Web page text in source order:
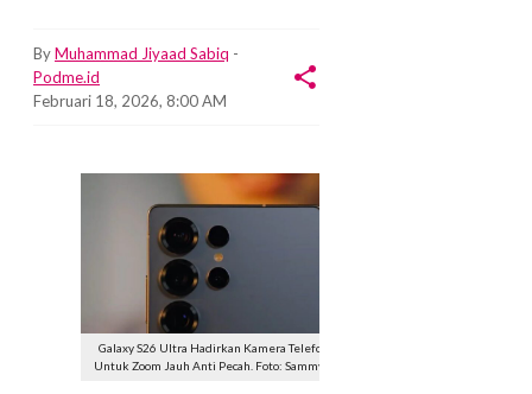
ByMuhammad Jiyaad Sabiq -
Podme.id
Februari 18, 2026, 8:00 AM
Galaxy S26 Ultra Hadirkan Kamera Telefoto 3x
Untuk Zoom Jauh Anti Pecah. Foto: Sammy Fans